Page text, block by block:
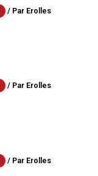
/ Par Erolles
/ Par Erolles
/ Par Erolles